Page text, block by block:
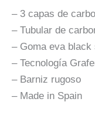
– 3 capas de
– Tubular de
– Goma eva black
– Tecnología
– Barniz rugoso
– Made in Spain